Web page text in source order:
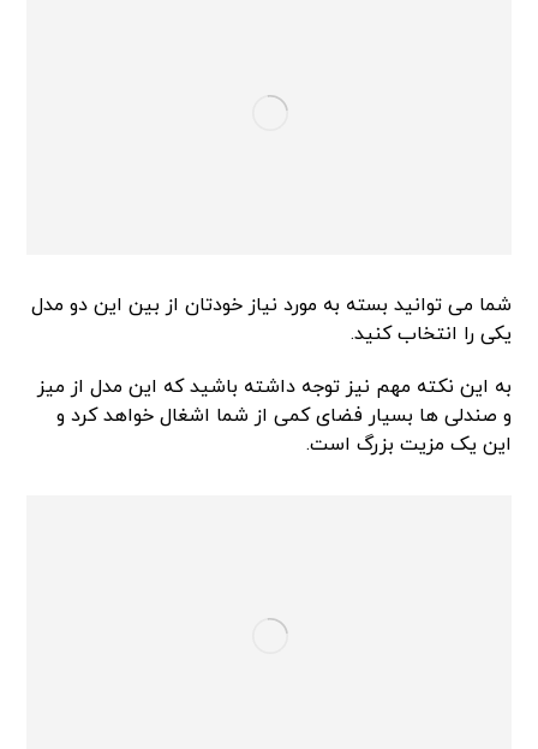
شما می توانید بسته به مورد نیاز خودتان از بین این دو مدل
یکی را انتخاب کنید.
به این نکته مهم نیز توجه داشته باشید که این مدل از میز
و صندلی ها بسیار فضای کمی از شما اشغال خواهد کرد و
این یک مزیت بزرگ است.